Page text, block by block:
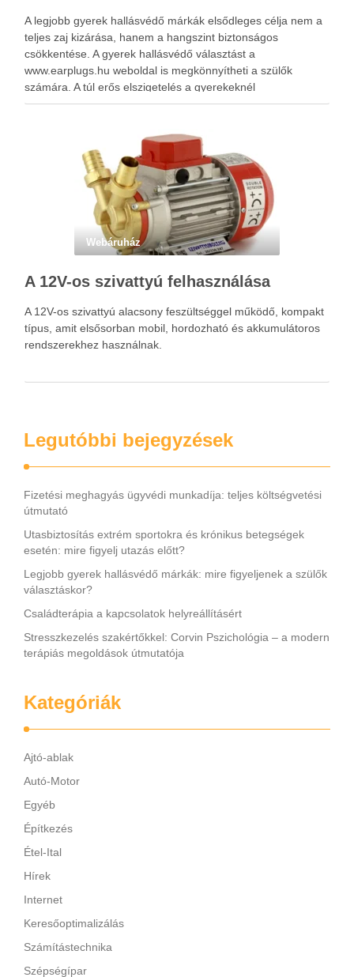
A legjobb gyerek hallásvédő márkák elsődleges célja nem a
teljes zaj kizárása, hanem a hangszint biztonságos
csökkentése. A gyerek hallásvédő választást a
www.earplugs.hu weboldal is megkönnyítheti a szülők
számára. A túl erős elszigetelés a gyerekeknél
kényelmetlenséget, félelmet vagy dezorientáltságot is
Webáruház
A 12V-os szivattyú felhasználása
A 12V-os szivattyú alacsony feszültséggel működő, kompakt
típus, amit elsősorban mobil, hordozható és akkumulátoros
rendszerekhez használnak.
Legutóbbi bejegyzések
Fizetési meghagyás ügyvédi munkadíja: teljes költségvetési
útmutató
Utasbiztosítás extrém sportokra és krónikus betegségek
esetén: mire figyelj utazás előtt?
Legjobb gyerek hallásvédő márkák: mire figyeljenek a szülők
választáskor?
Családterápia a kapcsolatok helyreállításért
Stresszkezelés szakértőkkel: Corvin Pszichológia – a modern
terápiás megoldások útmutatója
Kategóriák
Ajtó-ablak
Autó-Motor
Egyéb
Építkezés
Étel-Ital
Hírek
Internet
Keresőoptimalizálás
Számítástechnika
Szépségípar